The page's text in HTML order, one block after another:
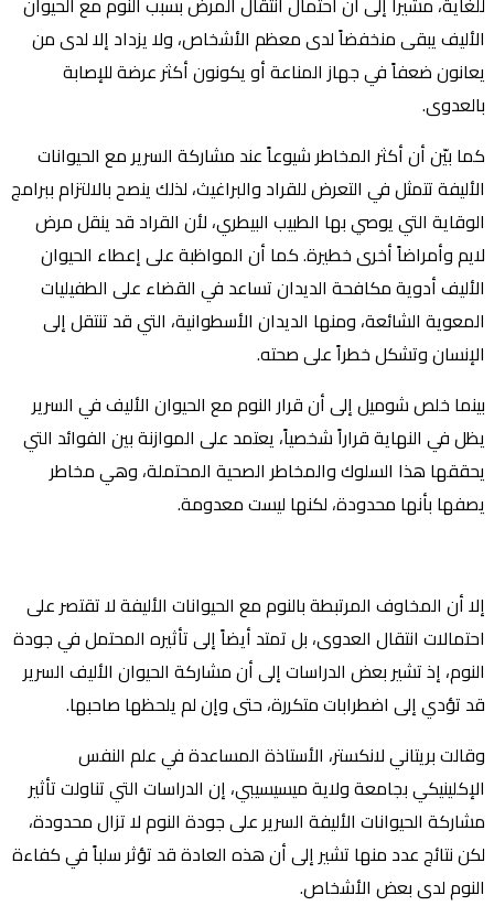
الأليف يبقى منخفضاً لدى معظم الأشخاص، ولا يزداد إلا لدى من
يعانون ضعفاً في جهاز المناعة أو يكونون أكثر عرضة للإصابة
بالعدوى.
كما بيّن أن أكثر المخاطر شيوعاً عند مشاركة السرير مع الحيوانات
الأليفة تتمثل في التعرض للقراد والبراغيث، لذلك ينصح بالالتزام ببرامج
الوقاية التي يوصي بها الطبيب البيطري، لأن القراد قد ينقل مرض
لايم وأمراضاً أخرى خطيرة. كما أن المواظبة على إعطاء الحيوان
الأليف أدوية مكافحة الديدان تساعد في القضاء على الطفيليات
المعوية الشائعة، ومنها الديدان الأسطوانية، التي قد تنتقل إلى
الإنسان وتشكل خطراً على صحته.
بينما خلص شوميل إلى أن قرار النوم مع الحيوان الأليف في السرير
يظل في النهاية قراراً شخصياً، يعتمد على الموازنة بين الفوائد التي
يحققها هذا السلوك والمخاطر الصحية المحتملة، وهي مخاطر
يصفها بأنها محدودة، لكنها ليست معدومة.
إلا أن المخاوف المرتبطة بالنوم مع الحيوانات الأليفة لا تقتصر على
احتمالات انتقال العدوى، بل تمتد أيضاً إلى تأثيره المحتمل في جودة
النوم، إذ تشير بعض الدراسات إلى أن مشاركة الحيوان الأليف السرير
قد تؤدي إلى اضطرابات متكررة، حتى وإن لم يلحظها صاحبها.
وقالت بريتاني لانكستر، الأستاذة المساعدة في علم النفس
الإكلينيكي بجامعة ولاية ميسيسيبي، إن الدراسات التي تناولت تأثير
مشاركة الحيوانات الأليفة السرير على جودة النوم لا تزال محدودة،
لكن نتائج عدد منها تشير إلى أن هذه العادة قد تؤثر سلباً في كفاءة
النوم لدى بعض الأشخاص.